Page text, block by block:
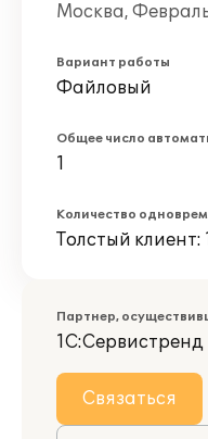
Москва,
Вариант работы
Файловый
Общее число
1
Количество
Толстый клиент:
Партнер,
1С:Сервистренд
Связаться